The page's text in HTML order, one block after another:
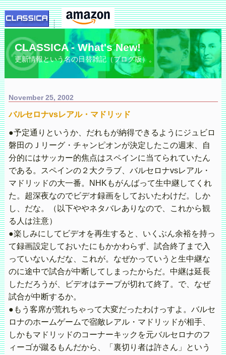
CLASSICA - What's New!
更新情報という名の日替雑記（ブログ版）。
November 25, 2002
バルセロナvsレアル・マドリッド
●予定通りというか、だれもが納得できるようにジュビロ
磐田のＪリーグ・チャンピオンが決定したこの週末、自
分的にはサッカー的焦点はスペインに当てられていたん
である。スペインの２大クラブ、バルセロナvsレアル・
マドリッドの大一番。NHKもがんばって生中継してくれ
た。超深夜なのでビデオ録画をしておいたわけだ。しか
し、だな。（以下ややネタバレありなので、これから観
る人は注意）
●楽しみにしてビデオを再生すると、いくぶん余裕を持っ
て録画設定しておいたにもかかわらず、試合終了まで入
っていないんだな、これが。なぜかっていうと生中継な
のに途中で試合が中断してしまったからだ。中継は延長
しただろうが、ビデオはテープが切れて終了。で、なぜ
試合が中断するか。
●もう客席が荒れちゃって大変だったわけっすよ。バルセ
ロナのホームゲームで宿敵レアル・マドリッドが相手、
しかもマドリッドのコーナーキックを元バルセロナのフ
ィーゴが蹴るもんだから、「裏切り者は許さん」という